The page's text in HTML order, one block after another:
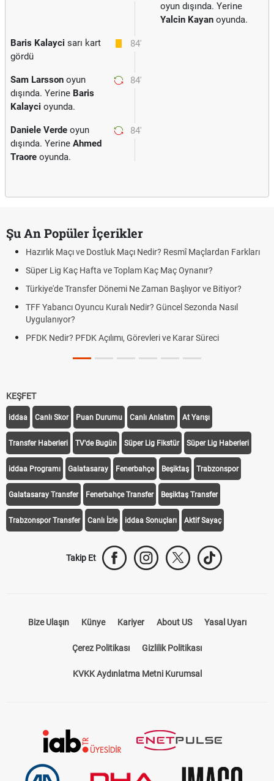
oyun dışında. Yerine
Yalcin Kayan oyunda.
84'
Baris Kalayci sarı kart
gördü
84'
Sam Larsson oyun
dışında. Yerine Baris
Kalayci oyunda.
84'
Daniele Verde oyun
dışında. Yerine Ahmed
Traore oyunda.
Şu An Popüler İçerikler
Hazırlık Maçı ve Dostluk Maçı Nedir? Resmî Maçlardan Farkları
Süper Lig Kaç Hafta ve Toplam Kaç Maç Oynanır?
Türkiye'de Transfer Dönemi Ne Zaman Başlıyor ve Bitiyor?
TFF Yabancı Oyuncu Kuralı Nedir? Güncel Sezonda Nasıl
Uygulanıyor?
PFDK Nedir? PFDK Açılımı, Görevleri ve Karar Süreci
KEŞFET
iddaa Canlı Skor Puan Durumu Canlı Anlatım At Yarışı
Transfer Haberleri TV'de Bugün Süper Lig Fikstür Süper Lig Haberleri
iddaa Programı Galatasaray Fenerbahçe Beşiktaş Trabzonspor
Galatasaray Transfer Fenerbahçe Transfer Beşiktaş Transfer
Trabzonspor Transfer Canlı İzle iddaa Sonuçları Aktif Sayaç
Takip Et
Bize Ulaşın Künye Kariyer About US Yasal Uyarı
Çerez Politikası Gizlilik Politikası
KVKK Aydınlatma Metni Kurumsal